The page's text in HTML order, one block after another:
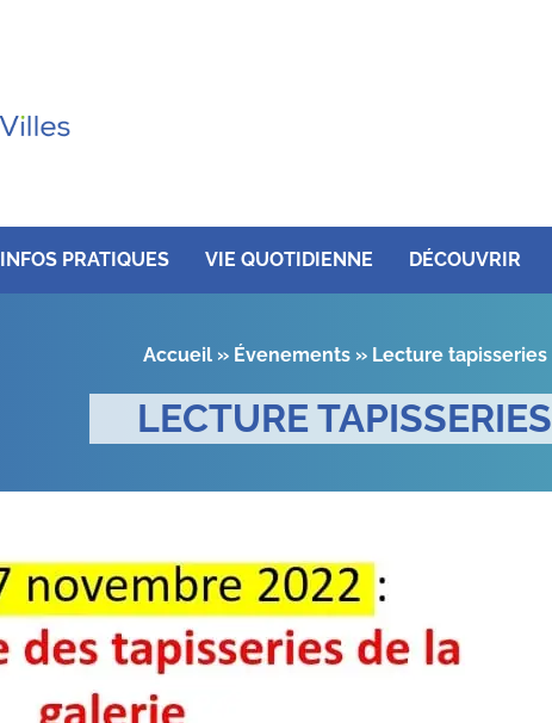
INFOS PRATIQUES VIE QUOTIDIENNE DÉCOUVRIR
Accueil» Évenements» Lecture tapisseries
LECTURE TAPISSERIES